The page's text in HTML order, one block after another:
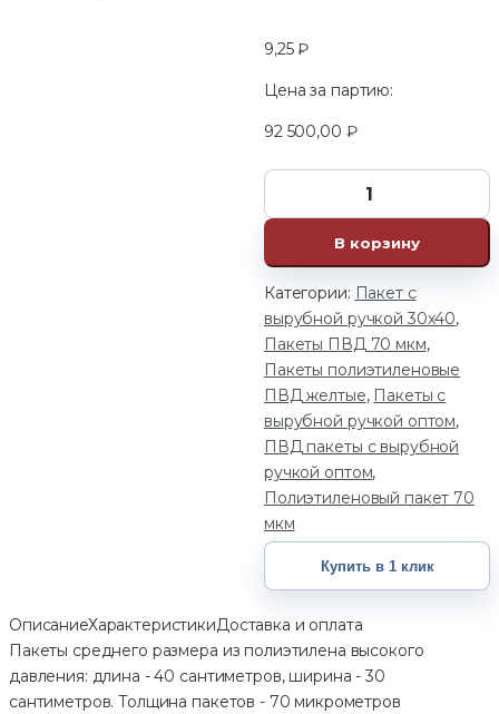
9,25₽
Цена за партию:
92 500,00 ₽
В корзину
Категории: Пакет с
вырубной ручкой 30х40,
Пакеты ПВД 70 мкм,
Пакеты полиэтиленовые
ПВД желтые, Пакеты с
вырубной ручкой оптом,
ПВД пакеты с вырубной
ручкой оптом,
Полиэтиленовый пакет 70
мкм
Купить в 1 клик
ОписаниеХарактеристикиДоставка и оплата
Пакеты среднего размера из полиэтилена высокого
давления: длина - 40 сантиметров, ширина - 30
сантиметров. Толщина пакетов - 70 микрометров